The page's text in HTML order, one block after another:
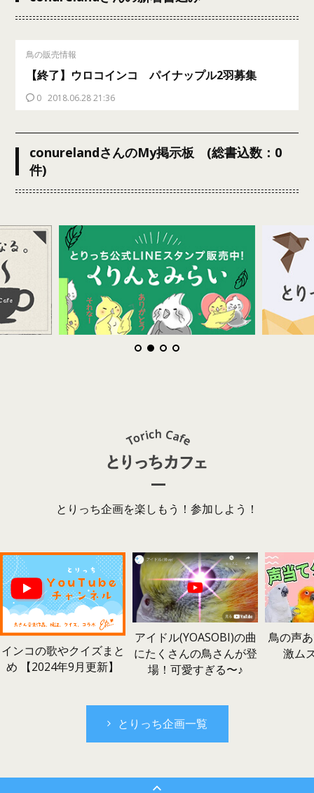
鳥の販売情報
【終了】ウロコインコ パイナップル2羽募集
0 2018.06.28 21:36
conurelandさんのMy掲示板 (総書込数：0
件)
とりっち企画を楽しもう！参加しよう！
インコの歌やクイズまと
め 【2024年9月更新】
アイドル(YOASOBI)の曲
にたくさんの鳥さんが登
場！可愛すぎる〜♪
鳥の声
激ム
とりっち企画一覧